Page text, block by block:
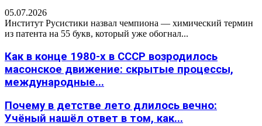
05.07.2026
Институт Русистики назвал чемпиона — химический термин
из патента на 55 букв, который уже обогнал...
Как в конце 1980-х в СССР возродилось
масонское движение: скрытые процессы,
международные...
Почему в детстве лето длилось вечно:
Учёный нашёл ответ в том, как...